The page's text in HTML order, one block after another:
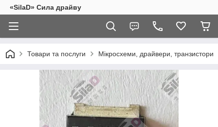
«SilaD» Сила драйву
Товари та послуги Мікросхеми, драйвери, транзистори